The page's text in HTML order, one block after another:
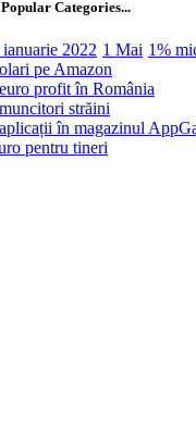
Categories...
ianuarie 2022 1 Mai 1%
pe Amazon
profit în România
străini
în magazinul
pentru tineri